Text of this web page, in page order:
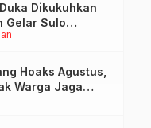
Dikukuhkan
Gelar Sulo
Hoaks Agustus,
Warga Jaga